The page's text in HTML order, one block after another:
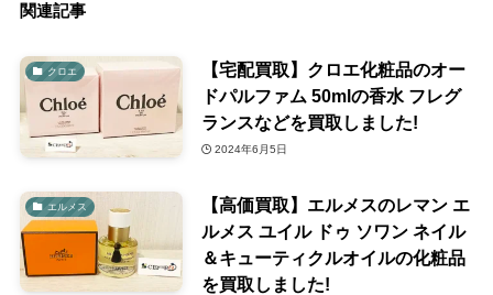
関連記事
クロエ
【宅配買取】クロエ化粧品のオー
ドパルファム 50mlの香水 フレグ
ランスなどを買取しました!
2024年6月5日
エルメス
【高価買取】エルメスのレマン エ
ルメス ユイル ドゥ ソワン ネイル
＆キューティクルオイルの化粧品
を買取しました!